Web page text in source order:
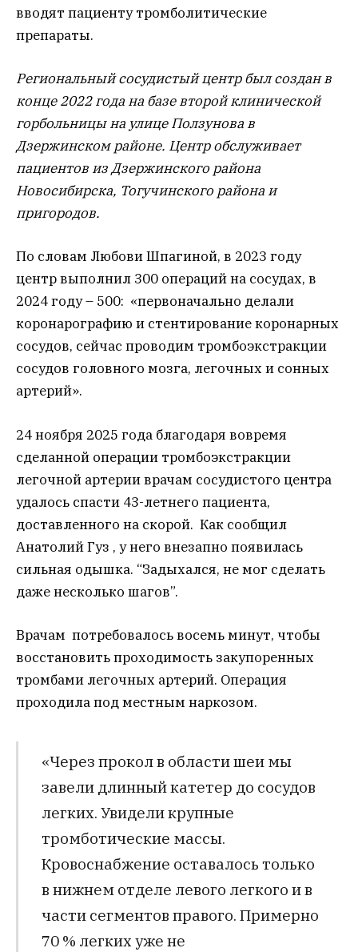
вводят пациенту тромболитические
препараты.
Региональный сосудистый центр был создан в
конце 2022 года на базе второй клинической
горбольницы на улице Ползунова в
Дзержинском районе. Центр обслуживает
пациентов из Дзержинского района
Новосибирска, Тогучинского района и
пригородов.
По словам Любови Шпагиной, в 2023 году
центр выполнил 300 операций на сосудах, в
2024 году – 500: «первоначально делали
коронарографию и стентирование коронарных
сосудов, сейчас проводим тромбоэкстракции
сосудов головного мозга, легочных и сонных
артерий».
24 ноября 2025 года благодаря вовремя
сделанной операции тромбоэкстракции
легочной артерии врачам сосудистого центра
удалось спасти 43-летнего пациента,
доставленного на скорой. Как сообщил
Анатолий Гуз , у него внезапно появилась
сильная одышка. “Задыхался, не мог сделать
даже несколько шагов”.
Врачам потребовалось восемь минут, чтобы
восстановить проходимость закупоренных
тромбами легочных артерий. Операция
проходила под местным наркозом.
«Через прокол в области шеи мы
завели длинный катетер до сосудов
легких. Увидели крупные
тромботические массы.
Кровоснабжение оставалось только
в нижнем отделе левого легкого и в
части сегментов правого. Примерно
70 % легких уже не